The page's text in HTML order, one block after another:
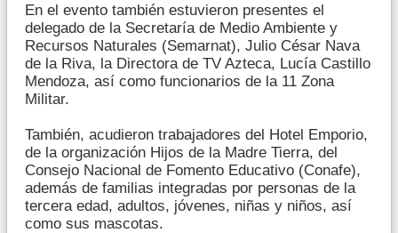
En el evento también estuvieron presentes el
delegado de la Secretaría de Medio Ambiente y
Recursos Naturales (Semarnat), Julio César Nava
de la Riva, la Directora de TV Azteca, Lucía Castillo
Mendoza, así como funcionarios de la 11 Zona
Militar.
También, acudieron trabajadores del Hotel Emporio,
de la organización Hijos de la Madre Tierra, del
Consejo Nacional de Fomento Educativo (Conafe),
además de familias integradas por personas de la
tercera edad, adultos, jóvenes, niñas y niños, así
como sus mascotas.